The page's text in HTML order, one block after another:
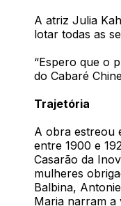
A atriz Julia
lotar todas as
“Espero que o
do Cabaré
Trajetória
A obra estreou
entre 1900 e
Casarão da
mulheres
Balbina,
Maria narram a